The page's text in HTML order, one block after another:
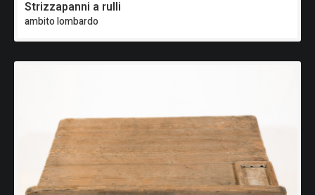
Strizzapanni a rulli
ambito lombardo